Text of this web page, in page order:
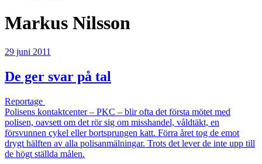
Markus Nilsson
29 juni 2011
De ger svar på tal
Reportage
Polisens kontaktcenter – PKC – blir ofta det första mötet med
polisen, oavsett om det rör sig om misshandel, våldtäkt, en
försvunnen cykel eller bortsprungen katt. Förra året tog de emot
drygt hälften av alla polisanmälningar. Trots det lever de inte upp till
de högt ställda målen.